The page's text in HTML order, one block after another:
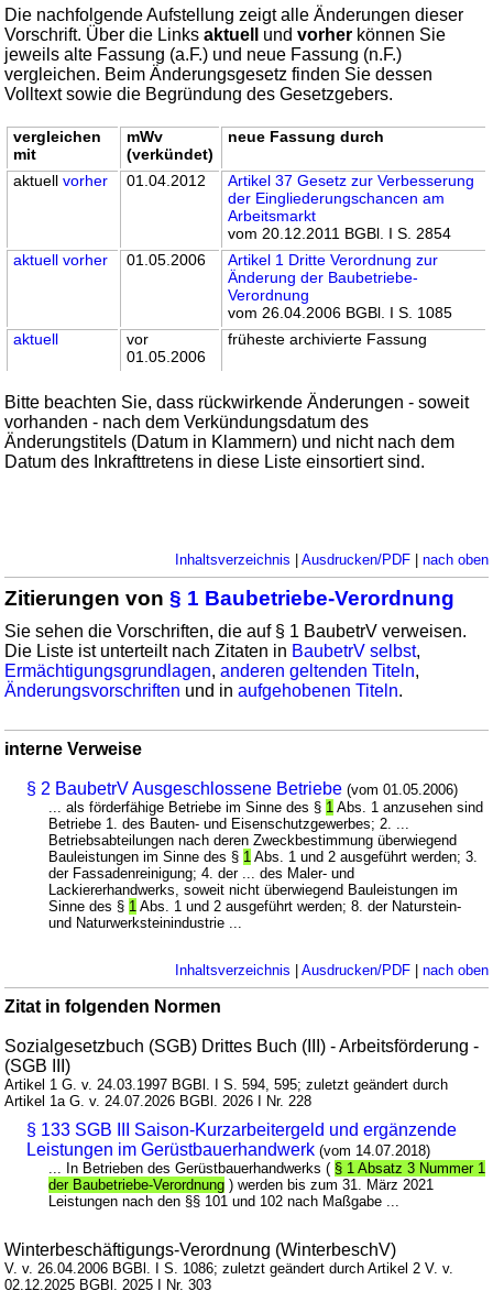
Die nachfolgende Aufstellung zeigt alle Änderungen dieser
Vorschrift. Über die Linksaktuell undvorher können Sie
jeweils alte Fassung (a.F.) und neue Fassung (n.F.)
vergleichen. Beim Änderungsgesetz finden Sie dessen
Volltext sowie die Begründung des Gesetzgebers.
vergleichen
mit
mWv
(verkündet)
neue Fassung durch
aktuellvorher 01.04.2012
Artikel 37 Gesetz zur Verbesserung
der Eingliederungschancen am
Arbeitsmarkt
vom 20.12.2011 BGBl. I S. 2854
aktuell vorher 01.05.2006
Artikel 1 Dritte Verordnung zur
Änderung der Baubetriebe-
Verordnung
vom 26.04.2006 BGBl. I S. 1085
aktuell
vor
01.05.2006
früheste archivierte Fassung
Bitte beachten Sie, dass rückwirkende Änderungen - soweit
vorhanden - nach dem Verkündungsdatum des
Änderungstitels (Datum in Klammern) und nicht nach dem
Datum des Inkrafttretens in diese Liste einsortiert sind.
Inhaltsverzeichnis | Ausdrucken/PDF| nach oben
Zitierungen von§ 1 Baubetriebe-Verordnung
Sie sehen die Vorschriften, die auf § 1 BaubetrV verweisen.
Die Liste ist unterteilt nach Zitaten in BaubetrV selbst,
Ermächtigungsgrundlagen,anderen geltenden Titeln,
Änderungsvorschriften und inaufgehobenen Titeln.
interne Verweise
§ 2 BaubetrV Ausgeschlossene Betriebe (vom 01.05.2006)
... als förderfähige Betriebe im Sinne des § 1 Abs. 1 anzusehen sind
Betriebe 1. des Bauten- und Eisenschutzgewerbes; 2. ...
Betriebsabteilungen nach deren Zweckbestimmung überwiegend
Bauleistungen im Sinne des § 1 Abs. 1 und 2 ausgeführt werden; 3.
der Fassadenreinigung; 4. der ... des Maler- und
Lackiererhandwerks, soweit nicht überwiegend Bauleistungen im
Sinne des § 1 Abs. 1 und 2 ausgeführt werden; 8. der Naturstein-
und Naturwerksteinindustrie ...
Inhaltsverzeichnis | Ausdrucken/PDF| nach oben
Zitat in folgenden Normen
Sozialgesetzbuch (SGB) Drittes Buch (III) - Arbeitsförderung -
(SGB III)
Artikel 1 G. v. 24.03.1997 BGBl. I S. 594, 595; zuletzt geändert durch
Artikel 1a G. v. 24.07.2026 BGBl. 2026 I Nr. 228
§ 133 SGB III Saison-Kurzarbeitergeld und ergänzende
Leistungen im Gerüstbauerhandwerk (vom 14.07.2018)
... In Betrieben des Gerüstbauerhandwerks ( § 1 Absatz 3 Nummer 1
der Baubetriebe-Verordnung ) werden bis zum 31. März 2021
Leistungen nach den §§ 101 und 102 nach Maßgabe ...
Winterbeschäftigungs-Verordnung (WinterbeschV)
V. v. 26.04.2006 BGBl. I S. 1086; zuletzt geändert durch Artikel 2 V. v.
02.12.2025 BGBl. 2025 I Nr. 303